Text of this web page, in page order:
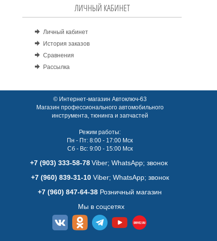
ЛИЧНЫЙ КАБИНЕТ
Личный кабинет
История заказов
Сравнения
Рассылка
© Интернет-магазин Автоключ-63
Магазин профессионального автомобильного
инструмента, тюнинга и запчастей
Режим работы:
Пн - Пт: 8:00 - 17:00 Мск
Сб - Вс: 9:00 - 15:00 Мск
+7 (903) 333-58-78 Viber; WhatsАpp; звонок
+7 (960) 839-31-10Viber; WhatsАpp; звонок
+7 (960) 847-64-38 Розничный магазин
Мы в соцсетях